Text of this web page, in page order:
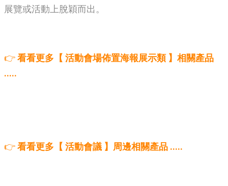
展覽或活動上脫穎而出。
👉看看更多【 活動會場佈置海報展示類 】相關產品
.....
👉看看更多【 活動會議 】周邊相關產品 .....